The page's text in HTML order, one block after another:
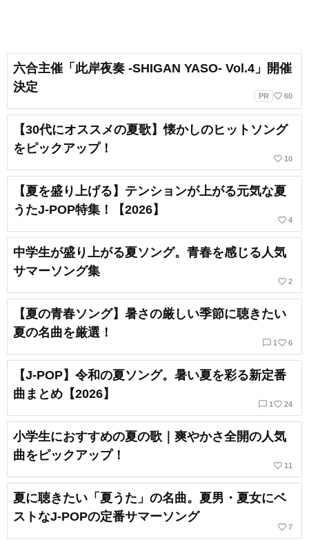
六合主催「此岸夜奏 -SHIGAN YASO- Vol.4」開催
決定
PR favorite_border 60
【30代にオススメの夏歌】懐かしのヒットソング
をピックアップ！
favorite_border 10
【夏を盛り上げる】テンションが上がる元気な夏
うたJ-POP特集！【2026】
favorite_border 4
中学生が盛り上がる夏ソング。青春を感じる人気
サマーソング集
favorite_border 2
【夏の青春ソング】暑さの厳しい季節に聴きたい
夏の名曲を厳選！
chat_bubble_outline 1 favorite_border 6
【J-POP】令和の夏ソング。暑い夏を彩る新定番
曲まとめ【2026】
chat_bubble_outline 1 favorite_border 24
小学生におすすめの夏の歌｜爽やかさ全開の人気
曲をピックアップ！
favorite_border 11
夏に聴きたい「夏うた」の名曲。夏男・夏女にベ
ストなJ-POPの定番サマーソング
favorite_border 7